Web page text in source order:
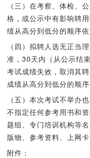
（三）在考察、体检、
格，或公示中有影响聘
绩从高分到低分的顺序
（四）拟聘人选无正当
准，30天内（从公示结
考试成绩失效，取消其
成绩从高分到低分的顺
（五）本次考试不举办
不指定任何参考用书和
题组、专门培训机构等
版物、参考资料、上网
附件：